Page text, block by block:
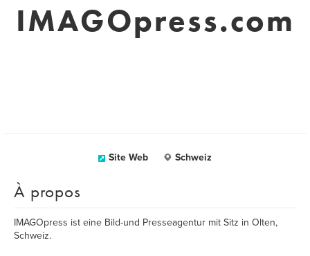
IMAGOpress.com
Site Web Schweiz
À propos
IMAGOpress ist eine Bild-und Presseagentur mit Sitz in Olten,
Schweiz.